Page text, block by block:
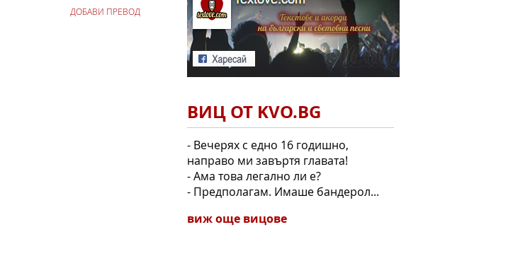
ДОБАВИ ПРЕВОД
ВИЦ ОТ KVO.BG
- Вечерях с едно 16 годишно,
направо ми завъртя главата!
- Ама това легално ли е?
- Предполагам. Имаше бандерол...
виж още вицове